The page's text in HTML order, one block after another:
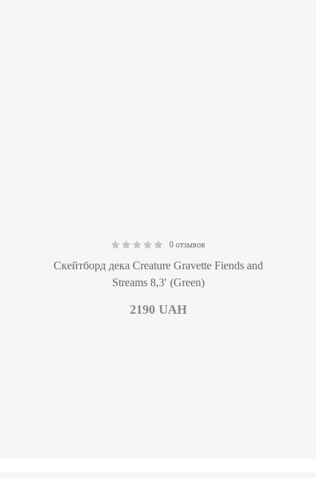
0 отзывов
Скейтборд дека Creature Gravette Fiends and
Streams 8,3′ (Green)
2190 UAH